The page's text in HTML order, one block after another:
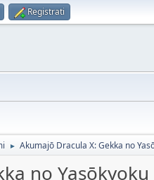
Registrati
► Akumajō Dracula X: Gekka no
no